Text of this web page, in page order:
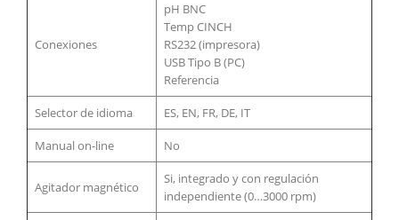
Conexiones
pH BNC
Temp CINCH
RS232 (impresora)
USB Tipo B (PC)
Referencia
Selector de idioma ES, EN, FR, DE, IT
Manual on-line No
Agitador magnético
Si, integrado y con regulación
independiente (0…3000 rpm)